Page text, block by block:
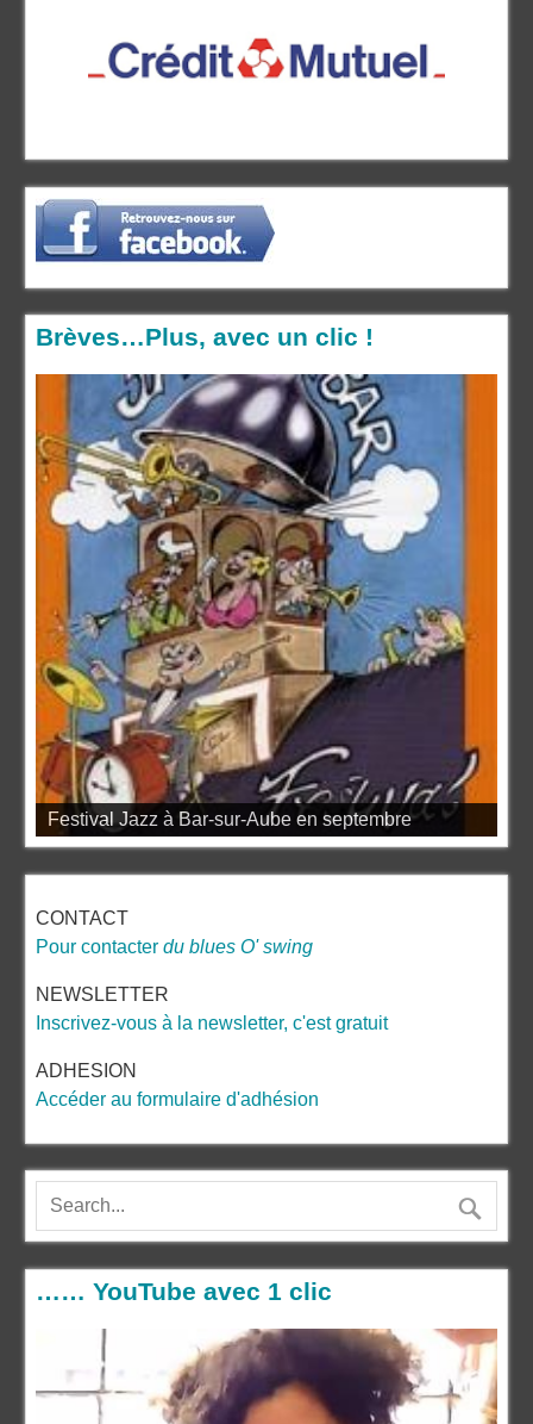
Brèves…Plus, avec un clic !
Festival Jazz à Bar-sur-Aube en septembre
CONTACT
Pour contacter du blues O' swing
NEWSLETTER
Inscrivez-vous à la newsletter, c'est gratuit
ADHESION
Accéder au formulaire d'adhésion
…… YouTube avec 1 clic